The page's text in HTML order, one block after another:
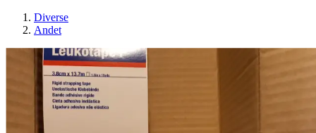
Diverse
Andet